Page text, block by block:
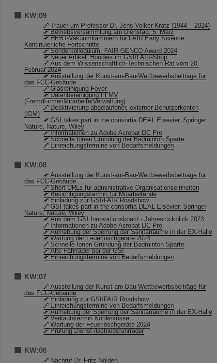
KW:09
Trauer um Professor Dr. Jens Volker Kratz (1944 – 2024)
Betriebsversammlung am Dienstag, 5. März
HEBT-Vakuumkammern für FAIR Early Science:
Kontinuierliche Fortschritte
Sonderkolloquium: FAIR-GENCO Award 2024
Neuer Artikel: Hoodies im GSI/FAIR-Shop
Aus dem Wissenschaftlich-Technischen Rat vom 20.
Februar 2024
Ausstellung der Kunst-am-Bau-Wettbewerbsbeiträge für
das FCC-Gebäude
Glasreinigung Foyer
Datenbereinigung FFMV
(FremdFirmenMitarbeiterVerwaltung)
Deaktivierung abgelaufener, externer Benutzerkonten
(IDM)
GSI takes part in the consortia DEAL Elsevier, Springer
Nature, Nature, Wiley
Informationen zu Adobe Acrobat DC Pro
Schnelle Ionen Gründung der Badminton Sparte
Einreichungstermine von Bedarfsmeldungen
KW:08
Ausstellung der Kunst-am-Bau-Wettbewerbsbeiträge für
das FCC-Gebäude
Short-URLs für administrative Organisationseinheiten
Besichtigungstermin für Mitarbeitende
Einladung zur GSI/FAIR Roadshow
GSI takes part in the consortia DEAL Elsevier, Springer
Nature, Nature, Wiley
Aus dem GSI Innovationsboard - Jahresrückblick 2023
Informationen zu Adobe Acrobat DC Pro
Aufhebung der Sperrung der Sanitärräume in der EX-Halle
Wartung der Feuerlöschgeräte 2024
Schnelle Ionen Gründung der Badminton Sparte
Alte Fahrräder bei der GSI
Einreichungstermine von Bedarfsmeldungen
KW:07
Ausstellung der Kunst-am-Bau-Wettbewerbsbeiträge für
das FCC-Gebäude
Einladung zur GSI/FAIR Roadshow
Einreichungstermine von Bedarfsmeldungen
Aufhebung der Sperrung der Sanitärräume in der EX-Halle
Verkaufstermin Köhlerküsse
Wartung der Feuerlöschgeräte 2024
Prüfung Dienst-/Betriebsfahrräder
KW:06
Nachruf Dr. Fritz Nolden